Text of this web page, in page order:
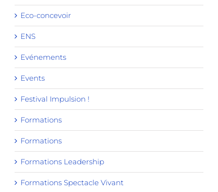
Eco-concevoir
ENS
Evénements
Events
Festival Impulsion !
Formations
Formations
Formations Leadership
Formations Spectacle Vivant